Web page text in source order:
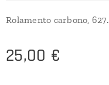
Rolamento carbono, 627.
25,00 €